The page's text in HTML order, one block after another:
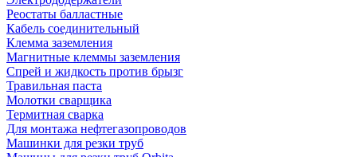
Реостаты балластные
Кабель соединительный
Клемма заземления
Магнитные клеммы заземления
Спрей и жидкость против брызг
Травильная паста
Молотки сварщика
Термитная сварка
Для монтажа нефтегазопроводов
Машинки для резки труб